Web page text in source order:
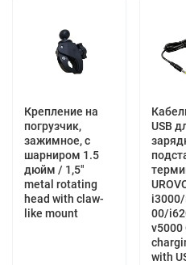
100%
40%
20%
Оставить отзыв
Крепление на
погрузчик,
зажимное, с
шарниром 1.5
дюйм / 1,5"
metal rotating
head with claw-
like mount
USB
00/
v5000
with